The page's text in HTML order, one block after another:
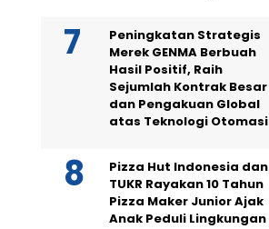
Peningkatan Strategis
Merek GENMA Berbuah
Hasil Positif, Raih
Sejumlah Kontrak Besar
dan Pengakuan Global
atas Teknologi Otomasi
Pizza Hut Indonesia dan
TUKR Rayakan 10 Tahun
Pizza Maker Junior Ajak
Anak Peduli Lingkungan